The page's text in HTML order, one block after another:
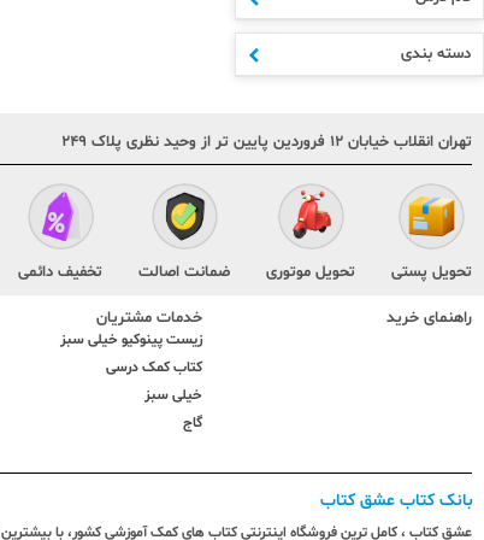
متوسطه اول
دهم
یازدهم
هنر و فنی
تقویم و سررسید
کودک و نوجوان
متفرقه
دسته بندی
تهران انقلاب خیابان ۱۲ فروردین پایین تر از وحید نظری پلاک ۲۴۹
تحویل پستی تحویل موتوری ضمانت اصالت تخفیف دائمی
راهنمای خرید خدمات مشتریان
زیست پینوکیو خیلی سبز
کتاب کمک درسی
خیلی سبز
گاج
بانک کتاب عشق کتاب
عشق کتاب ، کامل ترین فروشگاه اینترنتی کتاب های کمک آموزشی کشور، با